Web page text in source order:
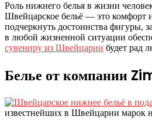
Роль нижнего белья в жизни
Швейцарское бельё — это комфорт
подчеркнуть достоинства фигуры,
в любой жизненной ситуации
сувениру из Швейцарии будет рад
Белье от компании
известнейших в Швейцарии марок